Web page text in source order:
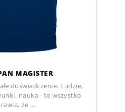
MAGISTER
doświadczenie. Ludzie,
nauka - to wszystko
że ...